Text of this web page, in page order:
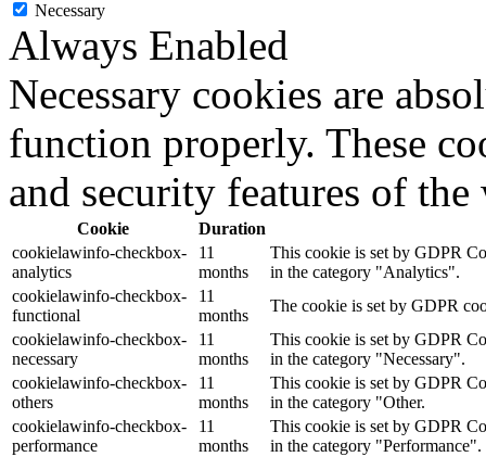
Necessary
Always Enabled
Necessary cookies are
function properly. These
and security features of
Cookie
Duration
cookielawinfo-checkbox-
analytics
11
months
This cookie is set by GDPR
in the category "Analytics".
cookielawinfo-checkbox-
functional
11
months
The cookie is set by GDPR
cookielawinfo-checkbox-
necessary
11
months
This cookie is set by GDPR
in the category "Necessary".
cookielawinfo-checkbox-
others
11
months
This cookie is set by GDPR
in the category "Other.
cookielawinfo-checkbox-
performance
11
months
This cookie is set by GDPR
in the category "Performance".